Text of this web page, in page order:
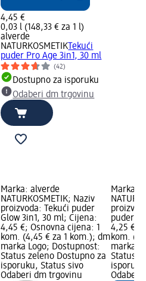
4,45 €
0,03 l (148,33 € za 1 l)
alverde
NATURKOSMETIK Tekući
puder Pro Age 3in1, 30 ml
(42)
Dostupno za isporuku
Odaberi dm trgovinu
Marka: alverde
NATURKOSMETIK; Naziv
proizvoda: Tekući puder
Glow 3in1, 30 ml; Cijena:
4,45 €; Osnovna cijena: 1
kom. (4,45 € za 1 kom.); dm
marka Logo; Dostupnost:
Status zeleno Dostupno za
isporuku, Status sivo
Odaberi dm trgovinu
Marka:
puder,
4,25 €;
kom.
marka
Status
Odaberi